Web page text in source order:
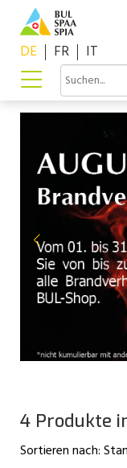
DE FR IT
4 Produkte
Sortieren nach: